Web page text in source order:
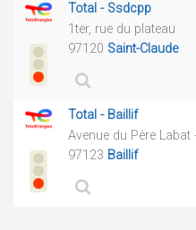
Total - Ssdcpp
1ter, rue du plateau
97120 Saint-Claude
Total - Baillif
Avenue du Père Labat
97123 Baillif